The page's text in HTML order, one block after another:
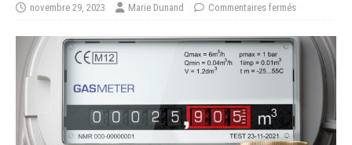
novembre 29, 2023 Marie Dunand Commentaires fermés